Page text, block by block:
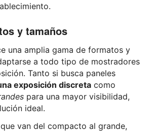
y tamaños
una amplia gama de formatos y
a todo tipo de mostradores
Tanto si busca paneles
exposición discreta como
para una mayor visibilidad,
ideal.
van del compacto al grande,